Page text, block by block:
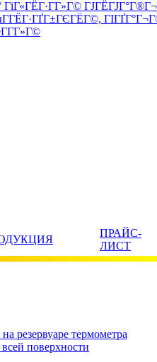
ПРАЙС-
ЛИСТ
резервуаре термометра
поверхности